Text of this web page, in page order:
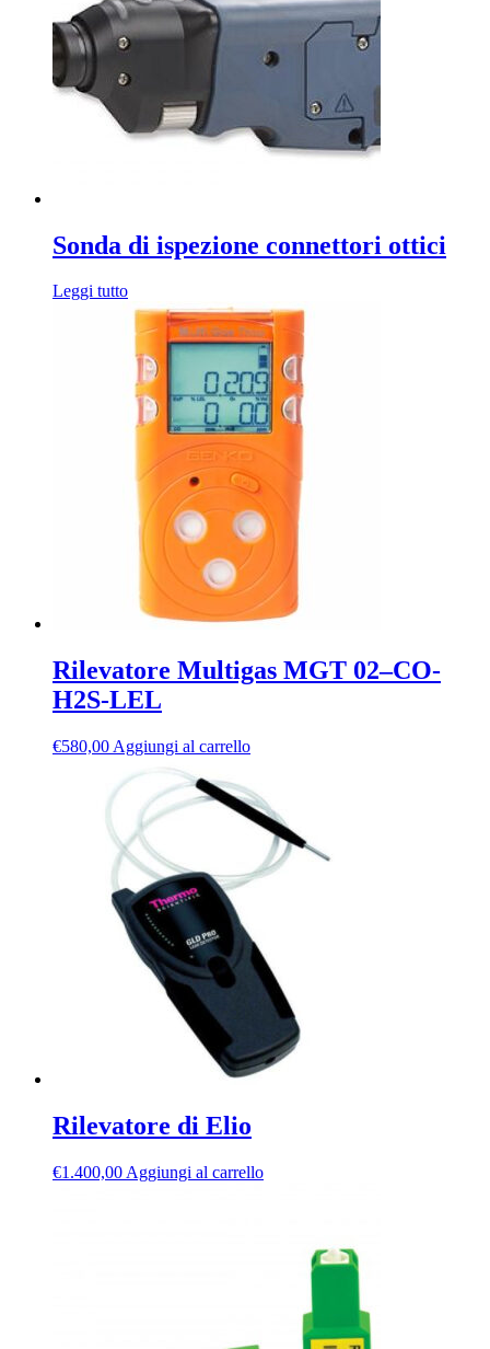
Sonda di ispezione connettori ottici
Leggi tutto
Rilevatore Multigas MGT 02–CO-
H2S-LEL
€580,00 Aggiungi al carrello
Rilevatore di Elio
€1.400,00 Aggiungi al carrello